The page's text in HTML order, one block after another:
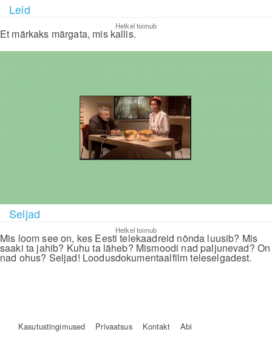
Leid
Hetkel toimub
Et märkaks märgata, mis kallis.
Seljad
Hetkel toimub
Mis loom see on, kes Eesti telekaadreid nõnda luusib? Mis
saaki ta jahib? Kuhu ta läheb? Mismoodi nad paljunevad? On
nad ohus? Seljad! Loodusdokumentaalfilm teleselgadest.
Kasutustingimused Privaatsus Kontakt Abi